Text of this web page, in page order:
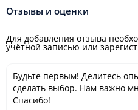
Отзывы и оценки
Для добавления отзыва
учётной записью или
Будьте первым! Делитесь
сделать выбор. Нам важно
Спасибо!